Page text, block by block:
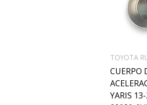
TOYOTA
CUERPO
YARIS